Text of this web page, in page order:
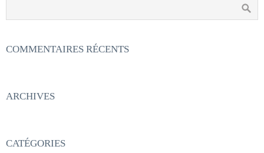
COMMENTAIRES RÉCENTS
ARCHIVES
CATÉGORIES